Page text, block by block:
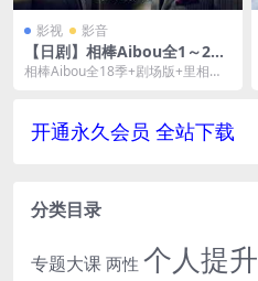
影视 影音
【日剧】相棒Aibou全1～20
季+剧场版+里相棒日音中文字
相棒Aibou全18季+剧场版+里相棒
开通永久会员 全站下载
分类目录
专题大课 两性 个人提升